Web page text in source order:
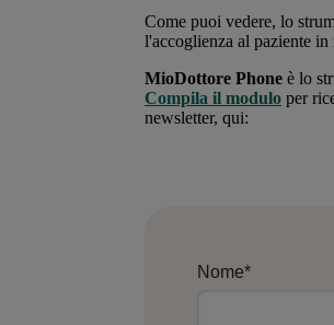
Come puoi vedere, lo
l'accoglienza al paziente
MioDottore Phone è lo
Compila il modulo per
newsletter, qui:
Nome*